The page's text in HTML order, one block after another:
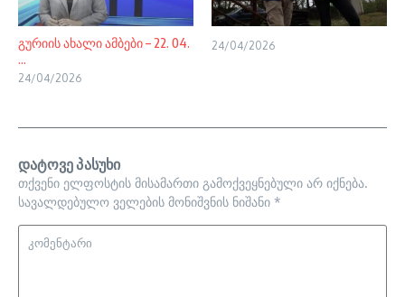
გურიის ახალი ამბები – 22. 04.
...
24/04/2026
24/04/2026
დატოვე პასუხი
თქვენი ელფოსტის მისამართი გამოქვეყნებული არ იქნება.
სავალდებულო ველების მონიშვნის ნიშანი *